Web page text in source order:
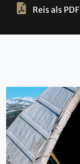
Reis als